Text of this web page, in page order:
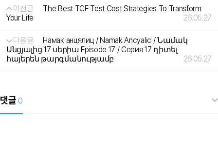
이전글
The Best TCF Test Cost Strategies To Transform
Your Life
26.05.27
다음글
Намак анцялиц / Namak Ancyalic / Նամակ
Անցյալից 17 սերիա Episode 17 / Серия 17 դիտել
հայերեն թարգմանությամբ
26.05.27
댓글 0